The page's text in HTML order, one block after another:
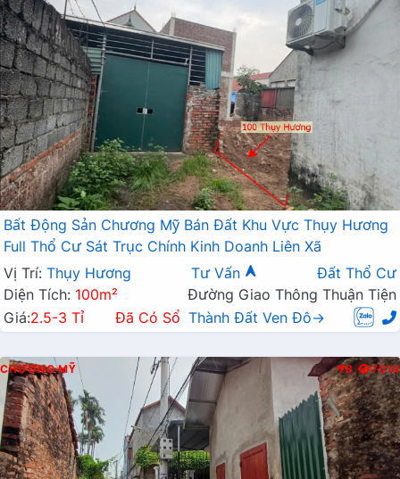
Bất Động Sản Chương Mỹ Bán Đất Khu Vực Thụy Hương
Full Thổ Cư Sát Trục Chính Kinh Doanh Liên Xã
Vị Trí: Thụy Hương Tư Vấn
Đất Thổ Cư
Diện Tích: 100m²
Đường Giao Thông Thuận Tiện
Giá:2.5-3 Tỉ Đã Có Sổ Thành Đất Ven Đô→
CHƯƠNG MỸ B 7014